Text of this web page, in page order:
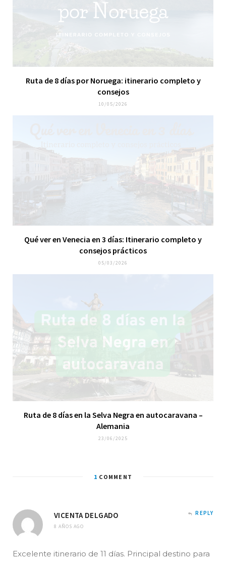
Ruta de 8 días por Noruega: itinerario completo y
consejos
10/05/2026
Qué ver en Venecia en 3 días: Itinerario completo y
consejos prácticos
05/03/2026
Ruta de 8 días en la Selva Negra en autocaravana –
Alemania
23/06/2025
1 COMMENT
VICENTA DELGADO
8 AÑOS AGO
REPLY
Excelente itinerario de 11 días. Principal destino para